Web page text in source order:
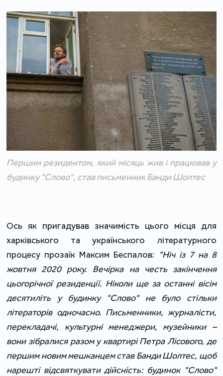
Першим резидентом, який місяць жив і працював у
будинку "Слово", став письменник Банди Шолтес
Ось як пригадував значимість цього місця для
харківського та українського літературного
процесу прозаїк Максим Беспалов: "Ніч із 7 на 8
жовтня 2020 року. Вечірка на честь закінчення
цьогорічної резиденції. Ніколи ще за останні вісім
десятиліть у будинку "Слово" не було стільки
літераторів одночасно. Письменники, журналісти,
перекладачі, культурні менеджери, музейники –
вони зібралися разом у квартирі Петра Лісового, де
першим новим мешканцем став Банди Шолтес, щоб
нарешті відсвяткувати дійсність: будинок "Слово"